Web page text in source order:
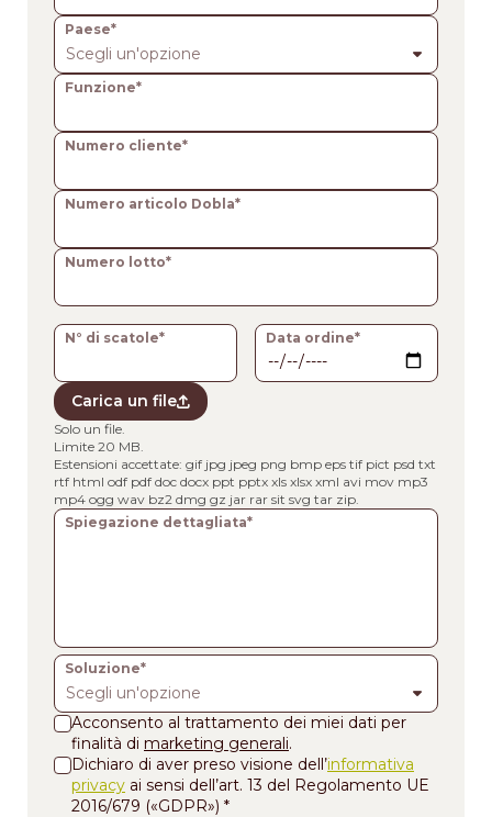
Paese*
Scegli un'opzione
Funzione*
Numero cliente*
Numero articolo Dobla*
Numero lotto*
N° di scatole* Data ordine*
Carica un file
Solo un file.
Limite 20 MB.
Estensioni accettate: gif jpg jpeg png bmp eps tif pict psd txt
rtf html odf pdf doc docx ppt pptx xls xlsx xml avi mov mp3
mp4 ogg wav bz2 dmg gz jar rar sit svg tar zip.
Spiegazione dettagliata*
Soluzione*
Scegli un'opzione
Acconsento al trattamento dei miei dati per
finalità di marketing generali.
Dichiaro di aver preso visione dell’informativa
privacy ai sensi dell’art. 13 del Regolamento UE
2016/679 («GDPR»)